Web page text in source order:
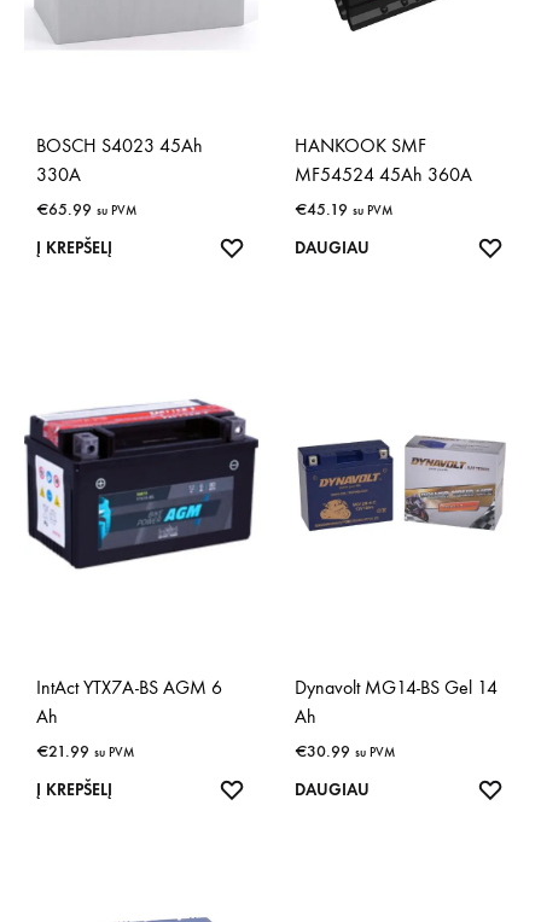
BOSCH S4023 45Ah
330A
€65.99 su PVM
Į KREPŠELĮ IŠSAUGOTI
HANKOOK SMF
MF54524 45Ah 360A
€45.19 su PVM
DAUGIAU
IntAct YTX7A-BS AGM 6
Ah
€21.99 su PVM
Į KREPŠELĮ IŠSAUGOTI
Dynavolt MG14-BS Gel 14
Ah
€30.99 su PVM
DAUGIAU